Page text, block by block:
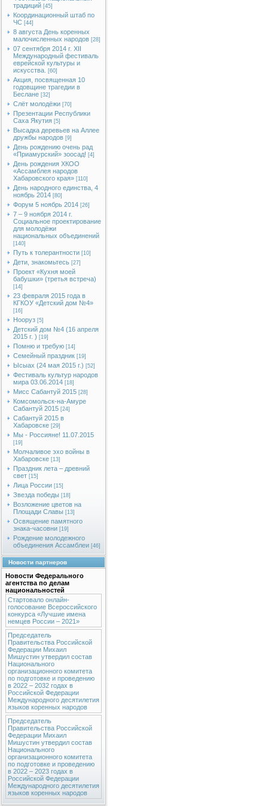
традиций [45]
Координационный штаб по
ЧС [44]
8 августа День коренных
малочисленных народов [28]
07 сентября 2014 г. XII
Международный фестиваль
еврейской культуры и
искусства.
[60]
Акция, посвященная 10
годовщине трагедии в
Беслане [32]
Слёт молодёжи [70]
Презентации Республики
Саха Якутия [5]
Высадка деревьев на Аллее
дружбы народов [9]
День рождению очень рад
«Приамурский» зоосад! [4]
День рождения ХКОО
«Ассамблея народов
Хабаровского края» [110]
День народного единства, 4
ноябрь 2014 [80]
Форум 5 ноябрь 2014 [26]
7 – 9 ноября 2014 г.
Социальное проектирование
для молодёжи
национальных объединений
[140]
Путь к толерантности [10]
Дети, знакомьтесь [27]
Проект «Кухня моей
бабушки» (третья встреча)
[14]
23 февраля 2015 года в
КГКОУ «Детский дом №4»
[16]
Нооруз [5]
Детский дом №4 (16 апреля
2015 г. ) [19]
Помню и требую [14]
Семейный праздник [19]
Ысыах (24 мая 2015 г.) [52]
Фестиваль культур народов
мира 03.06.2014 [18]
Мисс Сабантуй 2015 [28]
Комсомольск-на-Амуре
Сабантуй 2015 [24]
Сабантуй 2015 в
Хабаровске [29]
Мы - Россияне! 11.07.2015
[19]
Молчаливое эхо войны в
Хабаровске [13]
Праздник лета – древний
свет [15]
Лица России [15]
Звезда победы [18]
Возложение цветов на
Площади Славы [13]
Освящение памятного
знака-часовни [19]
Рождение молодежного
объединения Ассамблеи [46]
Новости партнеров
Новости Федерального
агентства по делам
национальностей
Стартовало онлайн-
голосование Всероссийского
конкурса «Лучшие имена
немцев России – 2021»
Председатель
Правительства Российской
Федерации Михаил
Мишустин утвердил состав
Национального
организационного комитета
по подготовке и проведению
в 2022 – 2032 годах в
Российской Федерации
Международного десятилетия
языков коренных народов
Председатель
Правительства Российской
Федерации Михаил
Мишустин утвердил состав
Национального
организационного комитета
по подготовке и проведению
в 2022 – 2023 годах в
Российской Федерации
Международного десятилетия
языков коренных народов